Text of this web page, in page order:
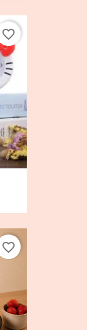
favorite_border
favorite_border